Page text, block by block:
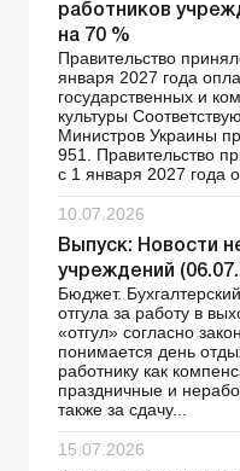
работников
на 70 %
Правительство
января 2027 года
государственных и
культуры
Министров Украины
951. Правительство
с 1 января 2027 года
10.07.2026
Выпуск: Новости
учреждений
Бюджет.
отгула за работу в
«отгул» согласно
понимается день
работнику как
праздничные и
также за сдачу...
15.07.2026